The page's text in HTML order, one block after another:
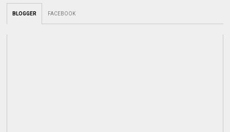
BLOGGER FACEBOOK